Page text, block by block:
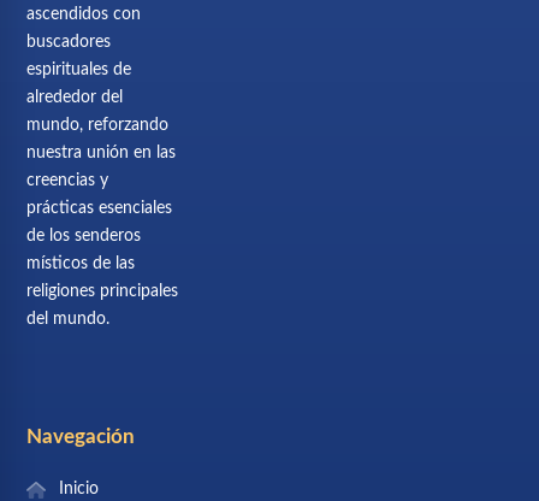
ascendidos con
buscadores
espirituales de
alrededor del
mundo, reforzando
nuestra unión en las
creencias y
prácticas esenciales
de los senderos
místicos de las
religiones principales
del mundo.
Navegación
Inicio